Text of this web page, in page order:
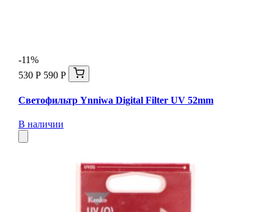
-11%
530 Р 590 Р
Светофильтр Ynniwa Digital Filter UV 52mm
В наличии